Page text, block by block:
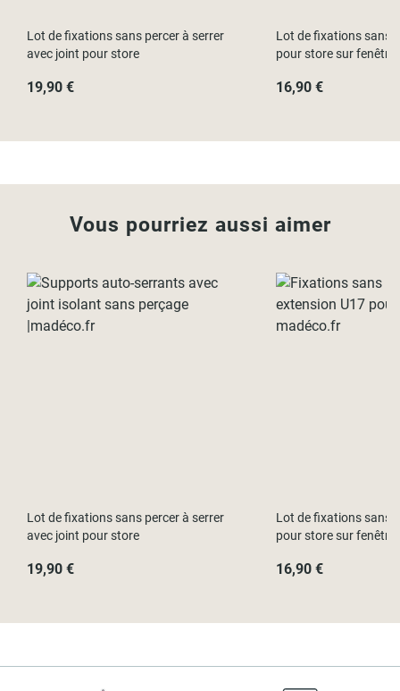
Lot de fixations sans percer à serrer
avec joint pour store
19,90 €
Lot de fixations sans
pour store sur fenêtre
16,90 €
Vous pourriez aussi aimer
Lot de fixations sans percer à serrer
avec joint pour store
19,90 €
Lot de fixations sans
pour store sur fenêtre
16,90 €